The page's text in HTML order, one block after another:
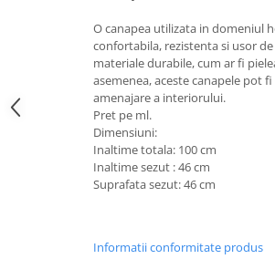
O canapea utilizata in domeniul
confortabila, rezistenta si usor
materiale durabile, cum ar fi
asemenea, aceste canapele pot
amenajare a interiorului.
Pret pe ml.
Dimensiuni:
Inaltime totala: 100 cm
Inaltime sezut : 46 cm
Suprafata sezut: 46 cm
Informatii conformitate produs